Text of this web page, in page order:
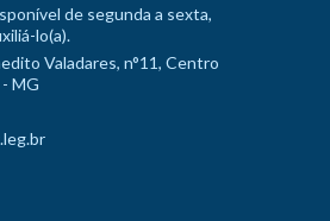
de segunda a sexta,
lo(a).
Valadares, n°11, Centro
MG